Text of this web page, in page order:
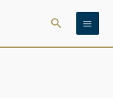
Pesquisar